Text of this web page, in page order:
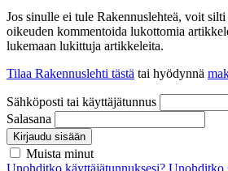
Jos sinulle ei tule Rakennuslehteä, voit
oikeuden kommentoida lukottomia
lukemaan lukittuja artikkeleita.
Tilaa Rakennuslehti tästä tai hyödynnä
Sähköposti tai käyttäjätunnus
Salasana
Kirjaudu sisään
Muista minut
Unohditko käyttäjätunnuksesi? Unohditko